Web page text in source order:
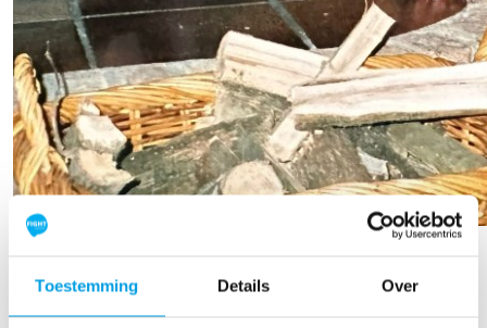
Toestemming Details Over
Raised so far